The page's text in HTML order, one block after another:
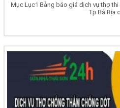
Mục Lục1 Bảng báo giá dịch vụ thợ
Tp Bà Rịa